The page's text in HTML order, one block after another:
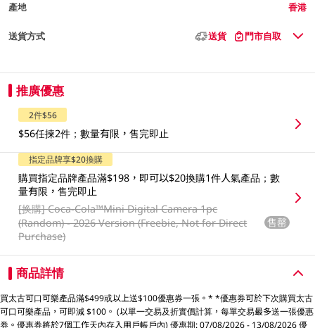
產地 香港
送貨方式 送貨 門市自取
推廣優惠
2件$56
$56任揀2件；數量有限，售完即止
指定品牌享$20換購
購買指定品牌產品滿$198，即可以$20換購1件人氣產品；數
量有限，售完即止
[换購]Coca-Cola™️Mini Digital Camera 1pc
(Random) - 2026 Version (Freebie, Not for Direct
Purchase)
售罄
商品詳情
買太古可口可樂產品滿$499或以上送$100優惠券一張。* *優惠券可於下次購買太古
可口可樂產品，可即減 $100。 (以單一交易及折實價計算，每單交易最多送一張優惠
券。優惠券將於7個工作天內存入用戶帳戶內) 優惠期: 07/08/2026 - 13/08/2026 優